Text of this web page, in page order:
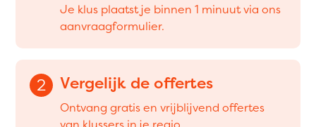
Je klus plaatst je binnen 1 minuut via ons
aanvraagformulier.
2 Vergelijk de offertes
Ontvang gratis en vrijblijvend offertes